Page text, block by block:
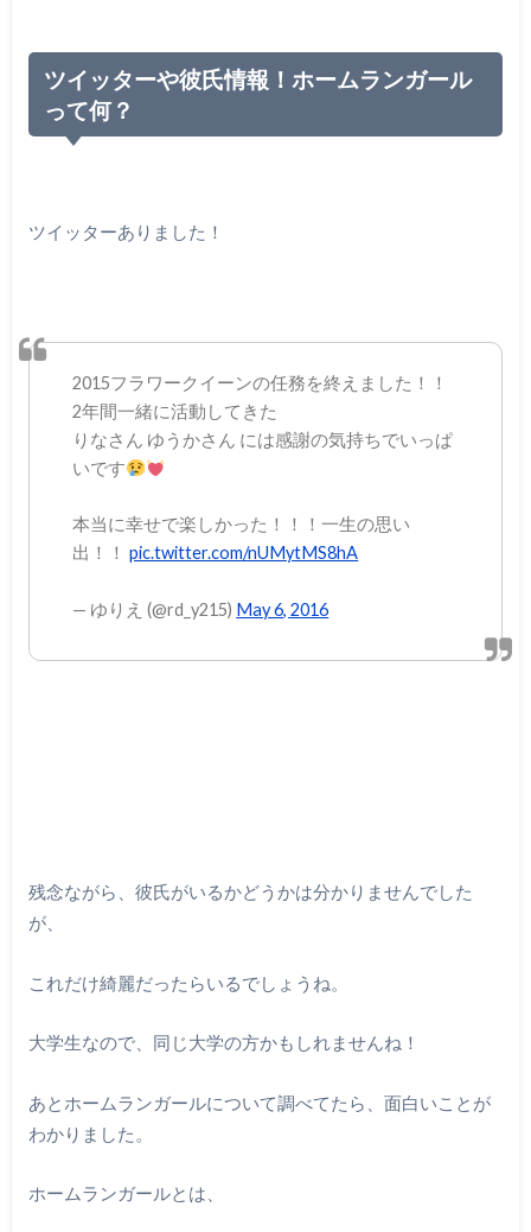
ツイッターや彼氏情報！ホームランガール
って何？
ツイッターありました！
2015フラワークイーンの任務を終えました！！
2年間一緒に活動してきた
りなさん ゆうかさん には感謝の気持ちでいっぱ
いです
本当に幸せで楽しかった！！！一生の思い
出！！pic.twitter.com/nUMytMS8hA
— ゆりえ (@rd_y215) May 6, 2016
残念ながら、彼氏がいるかどうかは分かりませんでした
が、
これだけ綺麗だったらいるでしょうね。
大学生なので、同じ大学の方かもしれませんね！
あとホームランガールについて調べてたら、面白いことが
わかりました。
ホームランガールとは、